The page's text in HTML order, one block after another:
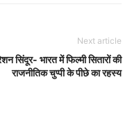
Next article
सिंदूर- भारत में फिल्मी सितारों की
राजनीतिक चुप्पी के पीछे का रहस्य